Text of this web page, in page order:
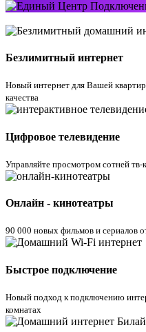
Безлимитный интернет
Новый интернет для Вашей
качества
Цифровое телевидение
Управляйте просмотром cотней тв-
Онлайн - кинотеатры
90 000 новых фильмов и сериалов
Быстрое подключение
Новый подход к подключению
комнатах